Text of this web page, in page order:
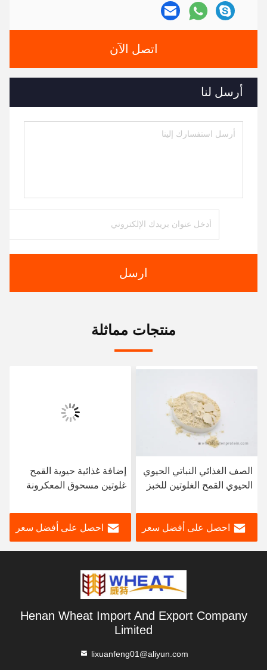
اتصل الآن
أرسل لنا
ارسل
منتجات مماثلة
الصف الغذائي النباتي الحيوي
الحيوي القمح الغلوتين للخبز
احصل على أفضل سعر
إضافة غذائية حيوية القمح
غلوتين مسحوق المعكرونة
احصل على أفضل سعر
Henan Wheat Import And Export Company
Limited
lixuanfeng01@aliyun.com